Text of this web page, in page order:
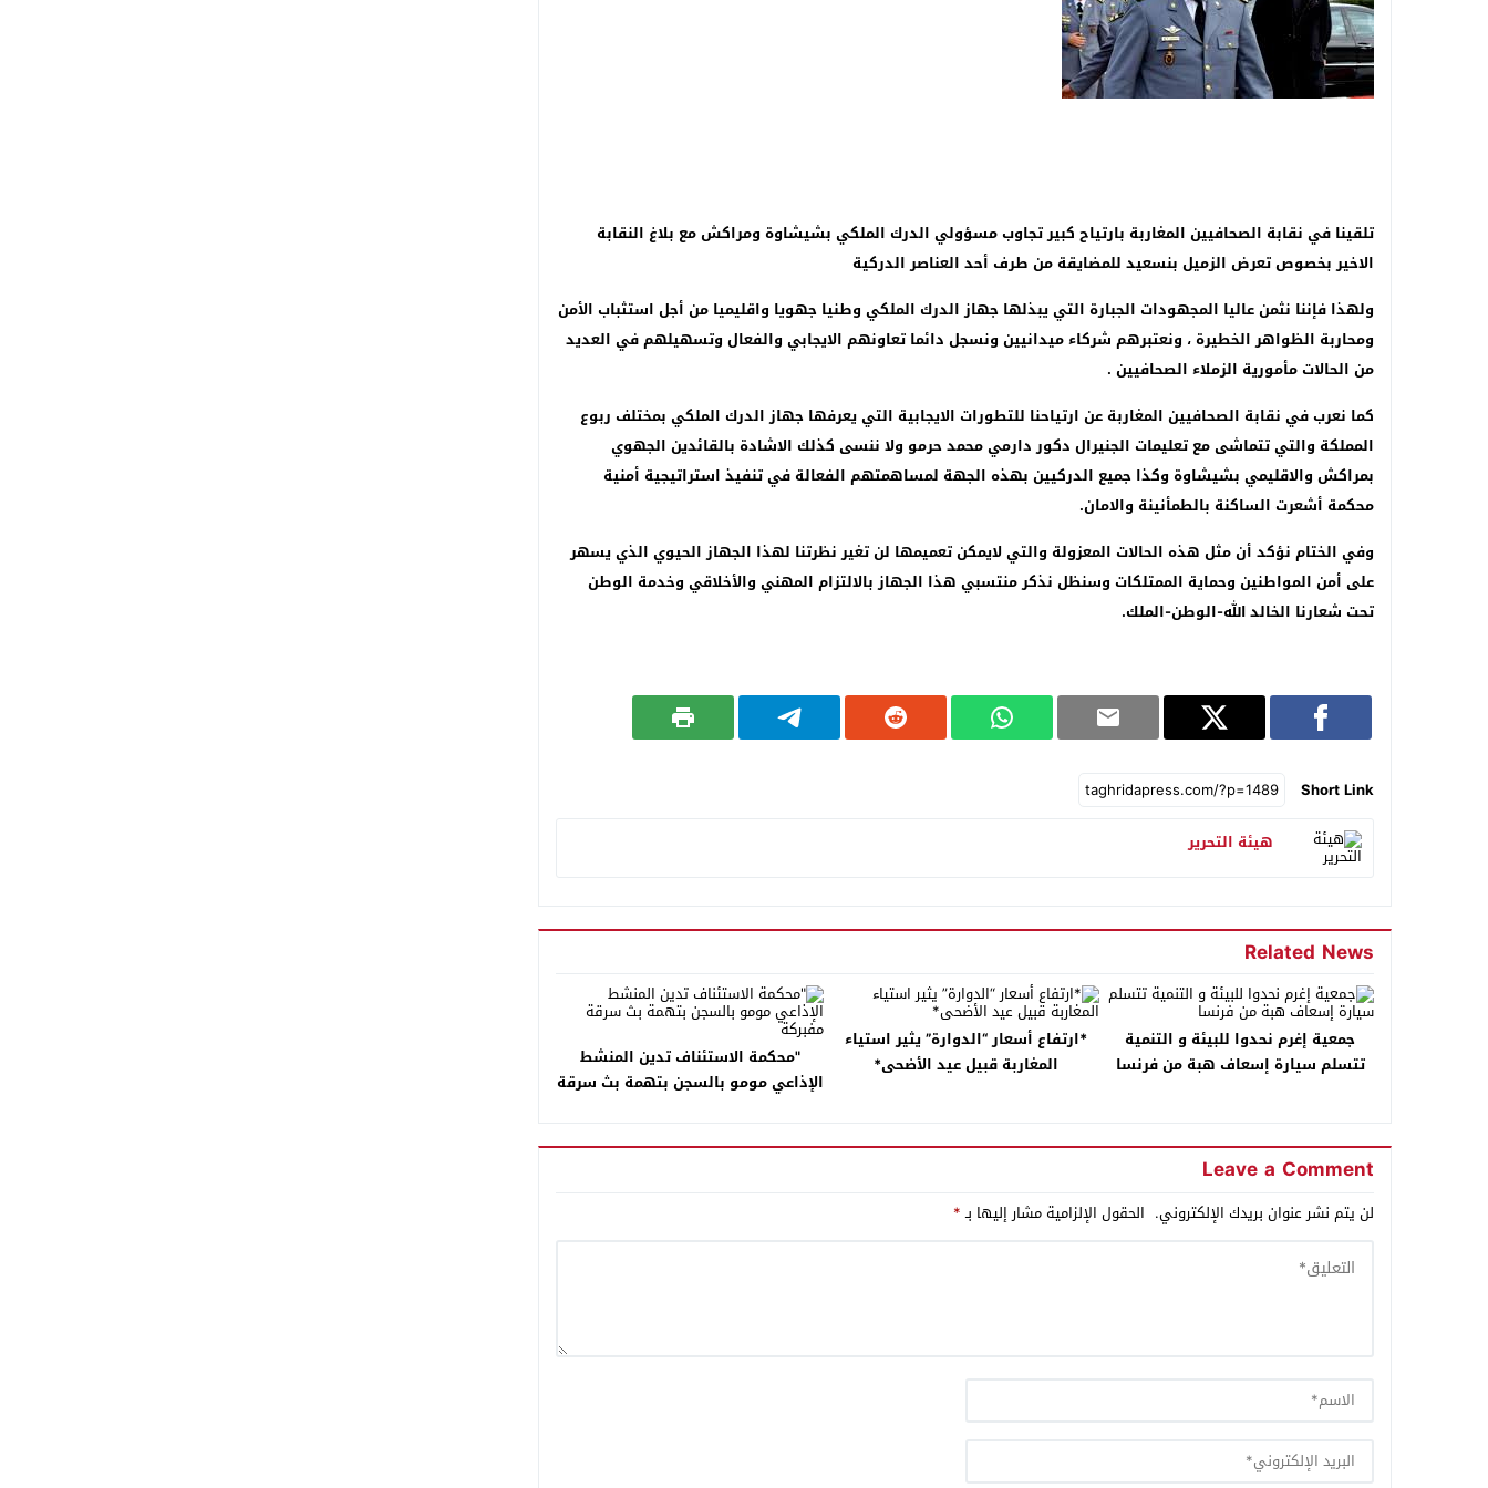
سلا المدينة تشن حرباً بلا هوادة على تجار السموم.. سقوط مروجين مبحوث عنهما وحجز مخدرات وأقراص مهلوسة
تلقينا في نقابة الصحافيين المغاربة بارتياح كبير تجاوب مسؤولي الدرك الملكي بشيشاوة ومراكش مع بلاغ النقابة
الاخير بخصوص تعرض الزميل بنسعيد للمضايقة من طرف أحد العناصر الدركية
ولهذا فإننا نثمن عاليا المجهودات الجبارة التي يبذلها جهاز الدرك الملكي وطنيا جهويا واقليميا من أجل استثباب الأمن
ومحاربة الظواهر الخطيرة ، ونعتبرهم شركاء ميدانيين ونسجل دائما تعاونهم الايجابي والفعال وتسهيلهم في العديد
من الحالات مأمورية الزملاء الصحافيين .
كما نعرب في نقابة الصحافيين المغاربة عن ارتياحنا للتطورات الايجابية التي يعرفها جهاز الدرك الملكي بمختلف ربوع
المملكة والتي تتماشى مع تعليمات الجنيرال دكور دارمي محمد حرمو ولا ننسى كذلك الاشادة بالقائدين الجهوي
بمراكش والاقليمي بشيشاوة وكذا جميع الدركيين بهذه الجهة لمساهمتهم الفعالة في تنفيذ استراتيجية أمنية
محكمة أشعرت الساكنة بالطمأنينة والامان.
وفي الختام نؤكد أن مثل هذه الحالات المعزولة والتي لايمكن تعميمها لن تغير نظرتنا لهذا الجهاز الحيوي الذي يسهر
على أمن المواطنين وحماية الممتلكات وسنظل نذكر منتسبي هذا الجهاز بالالتزام المهني والأخلاقي وخدمة الوطن
تحت شعارنا الخالد الله-الوطن-الملك.
Short Link
هيئة التحرير
Related News
جمعية إغرم نحدوا للبيئة و التنمية
تتسلم سيارة إسعاف هبة من فرنسا
*ارتفاع أسعار “الدوارة” يثير استياء
المغاربة قبيل عيد الأضحى*
"محكمة الاستئناف تدين المنشط
الإذاعي مومو بالسجن بتهمة بث سرقة
Leave a Comment
لن يتم نشر عنوان بريدك الإلكتروني. الحقول الإلزامية مشار إليها بـ*